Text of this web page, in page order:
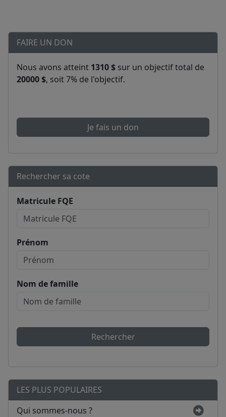
FAIRE UN DON
Nous avons atteint 1310 $ sur un objectif total de
20000 $, soit 7% de l'objectif.
Je fais un don
Rechercher sa cote
Matricule FQE
Prénom
Nom de famille
Rechercher
LES PLUS POPULAIRES
Qui sommes-nous ?